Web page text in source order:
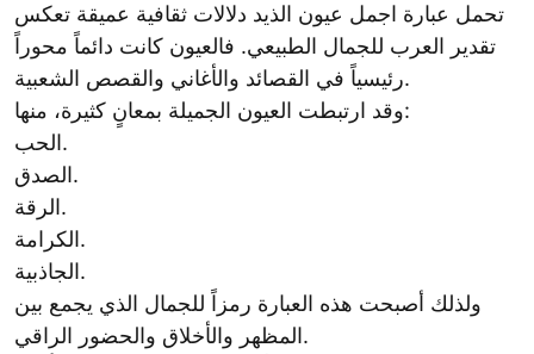
تحمل عبارة اجمل عيون الذيد دلالات ثقافية عميقة تعكس
تقدير العرب للجمال الطبيعي. فالعيون كانت دائماً محوراً
رئيسياً في القصائد والأغاني والقصص الشعبية.
وقد ارتبطت العيون الجميلة بمعانٍ كثيرة، منها:
الحب.
الصدق.
الرقة.
الكرامة.
الجاذبية.
ولذلك أصبحت هذه العبارة رمزاً للجمال الذي يجمع بين
المظهر والأخلاق والحضور الراقي.